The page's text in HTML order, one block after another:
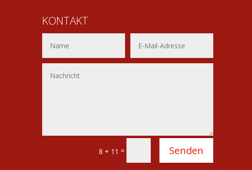
KONTAKT
8 + 11 = Senden